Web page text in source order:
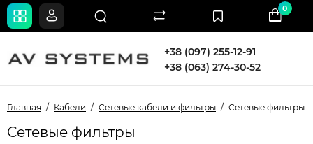
+38 (097) 255-12-91
+38 (063) 274-30-52
0
Главная Кабели Сетевые кабели и фильтры Сетевые фильтры
Сетевые фильтры